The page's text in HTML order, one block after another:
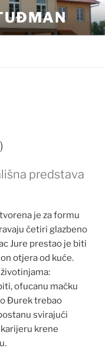
predstava
je za formu
četiri glazbeno
Jure prestao je biti
otjera od kuće.
ofucanu mačku
Đurek trebao
svirajući
krene